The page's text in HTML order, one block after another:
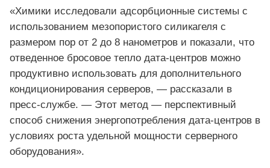
«Химики исследовали адсорбционные системы с
использованием мезопористого силикагеля с
размером пор от 2 до 8 нанометров и показали, что
отведенное бросовое тепло дата-центров можно
продуктивно использовать для дополнительного
кондиционирования серверов, — рассказали в
пресс-службе. — Этот метод — перспективный
способ снижения энергопотребления дата-центров в
условиях роста удельной мощности серверного
оборудования».